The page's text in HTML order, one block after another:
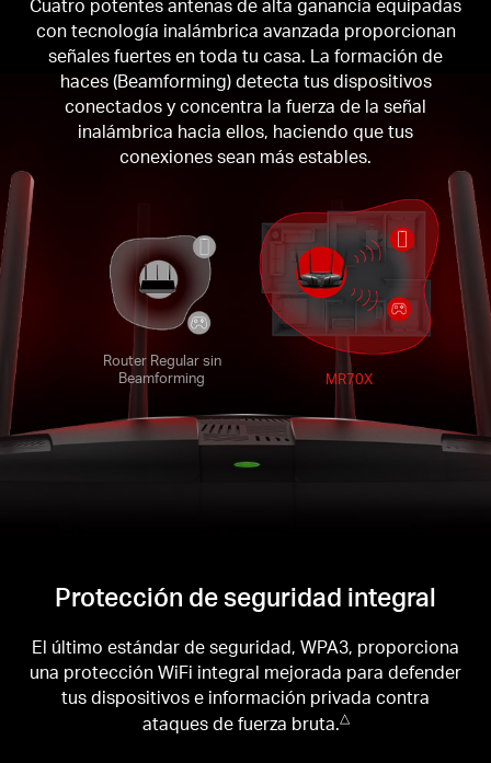
Cuatro potentes antenas de alta ganancia equipadas
con tecnología inalámbrica avanzada proporcionan
señales fuertes en toda tu casa. La formación de
haces (Beamforming) detecta tus dispositivos
conectados y concentra la fuerza de la señal
inalámbrica hacia ellos, haciendo que tus
conexiones sean más estables.
Router Regular sin
Beamforming
MR70X
Protección de seguridad integral
El último estándar de seguridad, WPA3, proporciona
una protección WiFi integral mejorada para defender
tus dispositivos e información privada contra
ataques de fuerza bruta.△